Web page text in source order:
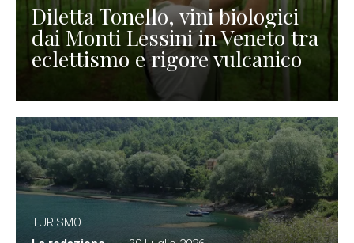
Diletta Tonello, vini biologici
dai Monti Lessini in Veneto tra
eclettismo e rigore vulcanico
TURISMO